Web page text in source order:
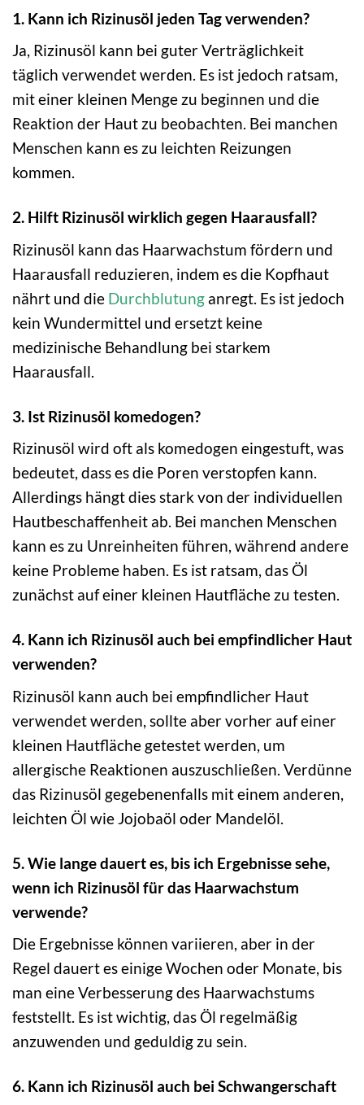
1. Kann ich Rizinusöl jeden Tag verwenden?
Ja, Rizinusöl kann bei guter Verträglichkeit
täglich verwendet werden. Es ist jedoch ratsam,
mit einer kleinen Menge zu beginnen und die
Reaktion der Haut zu beobachten. Bei manchen
Menschen kann es zu leichten Reizungen
kommen.
2. Hilft Rizinusöl wirklich gegen Haarausfall?
Rizinusöl kann das Haarwachstum fördern und
Haarausfall reduzieren, indem es die Kopfhaut
nährt und die Durchblutung anregt. Es ist jedoch
kein Wundermittel und ersetzt keine
medizinische Behandlung bei starkem
Haarausfall.
3. Ist Rizinusöl komedogen?
Rizinusöl wird oft als komedogen eingestuft, was
bedeutet, dass es die Poren verstopfen kann.
Allerdings hängt dies stark von der individuellen
Hautbeschaffenheit ab. Bei manchen Menschen
kann es zu Unreinheiten führen, während andere
keine Probleme haben. Es ist ratsam, das Öl
zunächst auf einer kleinen Hautfläche zu testen.
4. Kann ich Rizinusöl auch bei empfindlicher Haut
verwenden?
Rizinusöl kann auch bei empfindlicher Haut
verwendet werden, sollte aber vorher auf einer
kleinen Hautfläche getestet werden, um
allergische Reaktionen auszuschließen. Verdünne
das Rizinusöl gegebenenfalls mit einem anderen,
leichten Öl wie Jojobaöl oder Mandelöl.
5. Wie lange dauert es, bis ich Ergebnisse sehe,
wenn ich Rizinusöl für das Haarwachstum
verwende?
Die Ergebnisse können variieren, aber in der
Regel dauert es einige Wochen oder Monate, bis
man eine Verbesserung des Haarwachstums
feststellt. Es ist wichtig, das Öl regelmäßig
anzuwenden und geduldig zu sein.
6. Kann ich Rizinusöl auch bei Schwangerschaft